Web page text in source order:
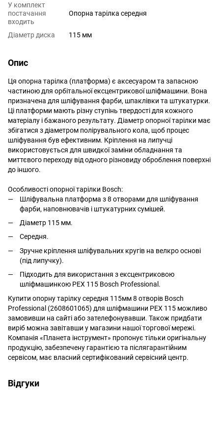
У комплект
постачання
входить
Опорна тарілка середня
Діаметр диска 115 мм
Опис
Ця опорна тарілка (платформа) є аксесуаром та запасною
частиною для орбітальної ексцентрикової шліфмашини. Вона
призначена для шліфування фарби, шпаклівки та штукатурки.
Ці платформи мають різну ступінь твердості для кожного
матеріалу і бажаного результату. Діаметр опорної тарілки має
збігатися з діаметром полірувального кола, щоб процес
шліфування був ефективним. Кріплення на липучці
використовується для швидкої заміни обладнання та
миттєвого переходу від одного різновиду оброблення поверхні
до іншого.
Особливості опорної тарілки Bosch:
Шліфувальна платформа з 8 отворами для шліфування
фарби, наповнювачів і штукатурних сумішей.
Діаметр 115 мм.
Середня.
Зручне кріплення шліфувальних кругів на велкро основі
(під липучку).
Підходить для використання з ексцентриковою
шліфмашинкою PEX 115 Bosch Professional.
Купити опорну тарілку середня 115мм 8 отворів Bosch
Professional (2608601065) для шліфмашини PEX 115 можливо
замовивши на сайті або зателефонувавши. Також придбати
виріб можна завітавши у магазини нашої торгової мережі.
Компанія «Планета інструмент» пропонує тільки оригінальну
продукцію, забезпечену гарантією та післягарантійним
сервісом, має власний сертифікований сервісний центр.
Відгуки